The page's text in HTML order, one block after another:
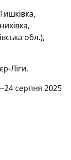
обл.),
Ліги.
серпня 2025